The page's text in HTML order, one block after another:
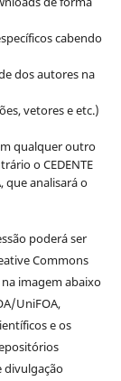
cabendo
dos autores na
vetores e etc.)
qualquer outro
o CEDENTE
que analisará o
poderá ser
Commons
imagem abaixo
UniFOA,
e os
divulgação